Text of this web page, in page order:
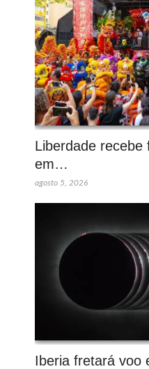
Liberdade recebe
em…
agosto 5, 2026
Iberia fretará voo